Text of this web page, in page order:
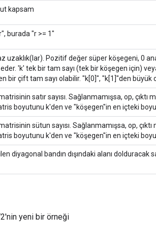
kapsam
burada "r >= 1"
uzaklık(lar). Pozitif değer süper köşegeni, 0
'k' tek bir tam sayı (tek bir köşegen için)
bir çift tam sayı olabilir. "k[0]", "k[1]"den büyük
matrisinin satır sayısı. Sağlanmamışsa, op,
boyutunu k'den ve "köşegen"in en içteki
matrisinin sütun sayısı. Sağlanmamışsa, op,
boyutunu k'den ve "köşegen"in en içteki
diyagonal bandın dışındaki alanı dolduracak
yeni bir örneği